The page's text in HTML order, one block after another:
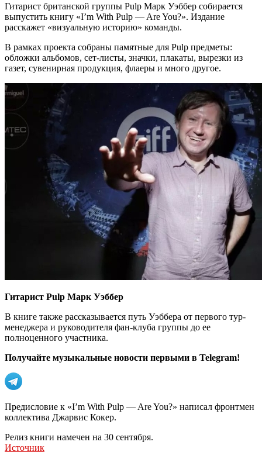
Гитарист британской группы Pulp Марк Уэббер собирается
выпустить книгу «I’m With Pulp — Are You?». Издание
расскажет «визуальную историю» команды.
В рамках проекта собраны памятные для Pulp предметы:
обложки альбомов, сет-листы, значки, плакаты, вырезки из
газет, сувенирная продукция, флаеры и много другое.
Гитарист Pulp Марк Уэббер
В книге также рассказывается путь Уэббера от первого тур-
менеджера и руководителя фан-клуба группы до ее
полноценного участника.
Получайте музыкальные новости первыми в Telegram!
Предисловие к «I’m With Pulp — Are You?» написал фронтмен
коллектива Джарвис Кокер.
Релиз книги намечен на 30 сентября.
Источник